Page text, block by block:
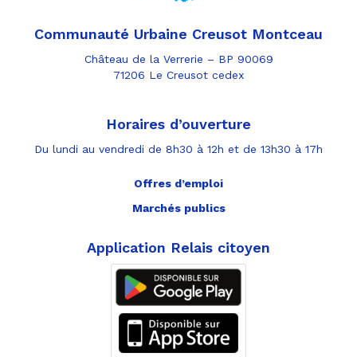
Communauté Urbaine Creusot Montceau
Château de la Verrerie – BP 90069
71206 Le Creusot cedex
Horaires d’ouverture
Du lundi au vendredi de 8h30 à 12h et de 13h30 à 17h
Offres d’emploi
Marchés publics
Application Relais citoyen